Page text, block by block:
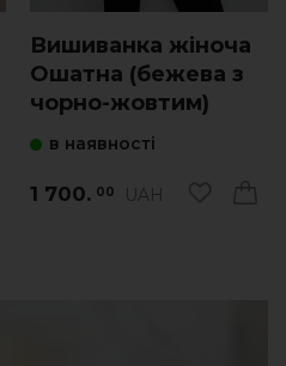
Вишиванка жіноча
Ошатна (бежева з
чорно-жовтим)
в наявності
1 700. 00 UAH